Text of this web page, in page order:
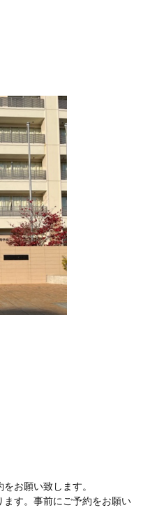
をお願い致します。
す。事前にご予約をお願い